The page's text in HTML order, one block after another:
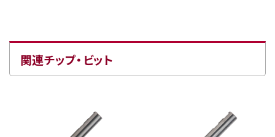
関連チップ・ビット